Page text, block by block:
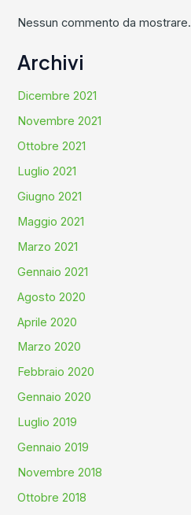
Nessun commento da mostrare.
Archivi
Dicembre 2021
Novembre 2021
Ottobre 2021
Luglio 2021
Giugno 2021
Maggio 2021
Marzo 2021
Gennaio 2021
Agosto 2020
Aprile 2020
Marzo 2020
Febbraio 2020
Gennaio 2020
Luglio 2019
Gennaio 2019
Novembre 2018
Ottobre 2018